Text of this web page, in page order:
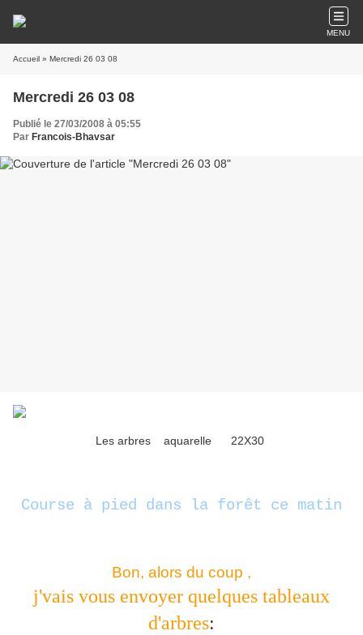
MENU
Accueil » Mercredi 26 03 08
Mercredi 26 03 08
Publié le 27/03/2008 à 05:55
Par Francois-Bhavsar
Les arbres aquarelle 22X30
Course à pied dans la forêt ce matin
Bon, alors du coup ,
j'vais vous envoyer quelques tableaux
d'arbres: